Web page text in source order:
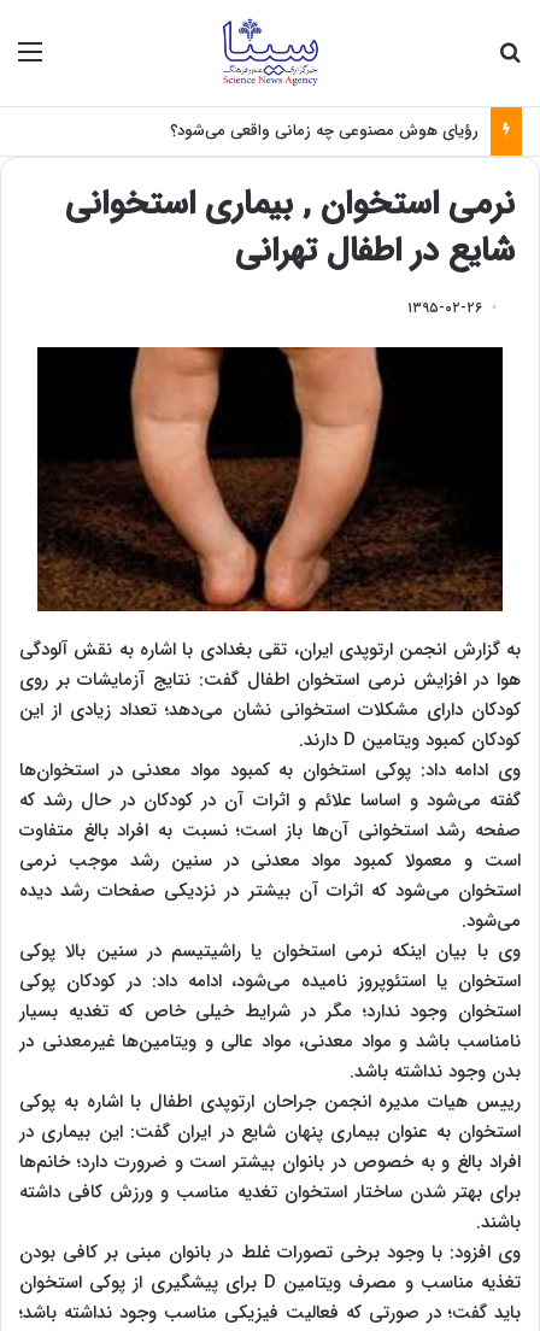
رؤیای هوش مصنوعی چه زمانی واقعی می‌شود؟
نرمی استخوان , بیماری استخوانی
شایع در اطفال تهرانی
۱۳۹۵-۰۲-۲۶
به گزارش انجمن ارتوپدی ایران، تقی بغدادی با اشاره به نقش آلودگی
هوا در افزایش نرمی استخوان اطفال گفت: نتایج آزمایشات بر روی
کودکان دارای مشکلات استخوانی نشان می‌دهد؛ تعداد زیادی از این
کودکان کمبود ویتامین D دارند.
وی ادامه داد: پوکی استخوان به کمبود مواد معدنی در استخوان‌ها
گفته می‌شود و اساسا علائم و اثرات آن در کودکان در حال رشد که
صفحه رشد استخوانی آن‌ها باز است؛ نسبت به افراد بالغ متفاوت
است و معمولا کمبود مواد معدنی در سنین رشد موجب نرمی
استخوان می‌شود که اثرات آن بیشتر در نزدیکی صفحات رشد دیده
می‌شود.
وی با بیان اینکه نرمی استخوان یا راشیتیسم در سنین بالا پوکی
استخوان یا استئوپروز نامیده می‌شود، ادامه داد: در کودکان پوکی
استخوان وجود ندارد؛ مگر در شرایط خیلی خاص که تغدیه بسیار
نامناسب باشد و مواد معدنی، مواد عالی و ویتامین‌ها غیرمعدنی در
بدن وجود نداشته باشد.
رییس هیات مدیره انجمن جراحان ارتوپدی اطفال با اشاره به پوکی
استخوان به عنوان بیماری پنهان شایع در ایران گفت: این بیماری در
افراد بالغ و به خصوص در بانوان بیشتر است و ضرورت دارد؛ خانم‌ها
برای بهتر شدن ساختار استخوان تغدیه مناسب و ورزش کافی داشته
باشند.
وی افزود: با وجود برخی تصورات غلط در بانوان مبنی بر کافی بودن
تغذیه مناسب و مصرف ویتامین D برای پیشگیری از پوکی استخوان
باید گفت؛ در صورتی که فعالیت فیزیکی مناسب وجود نداشته باشد؛